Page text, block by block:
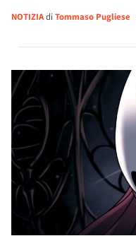
NOTIZIAdi Tommaso Pugliese